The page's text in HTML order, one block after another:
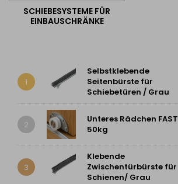
SCHIEBESYSTEME FÜR
EINBAUSCHRÄNKE
1
Selbstklebende
Seitenbürste für
Schiebetüren / Grau
2
Unteres Rädchen FAST
50kg
3
Klebende
Zwischentürbürste für
Schienen/ Grau